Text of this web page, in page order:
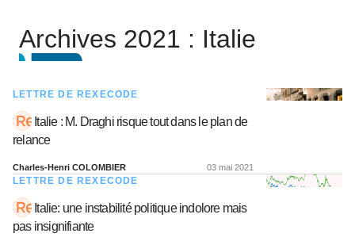
Archives 2021 : Italie
LETTRE DE REXECODE
Italie : M. Draghi risque tout dans le plan de
relance
Charles-Henri COLOMBIER 03 mai 2021
LETTRE DE REXECODE
Italie: une instabilité politique indolore mais
pas insignifiante